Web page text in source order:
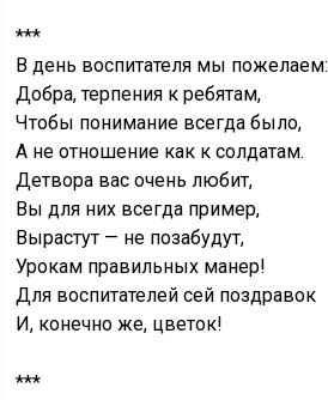
***
В день воспитателя мы пожелаем:
Добра, терпения к ребятам,
Чтобы понимание всегда было,
А не отношение как к солдатам.
Детвора вас очень любит,
Вы для них всегда пример,
Вырастут — не позабудут,
Урокам правильных манер!
Для воспитателей сей поздравок
И, конечно же, цветок!
***